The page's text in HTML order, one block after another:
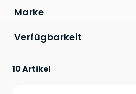
Nur Reduzierte Artikel anzeigen
Marke
Acid
Verfügbarkeit
10 Artikel